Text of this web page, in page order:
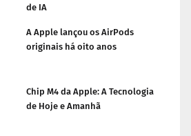
de IA
A Apple lançou os AirPods
originais há oito anos
Chip M4 da Apple: A Tecnologia
de Hoje e Amanhã